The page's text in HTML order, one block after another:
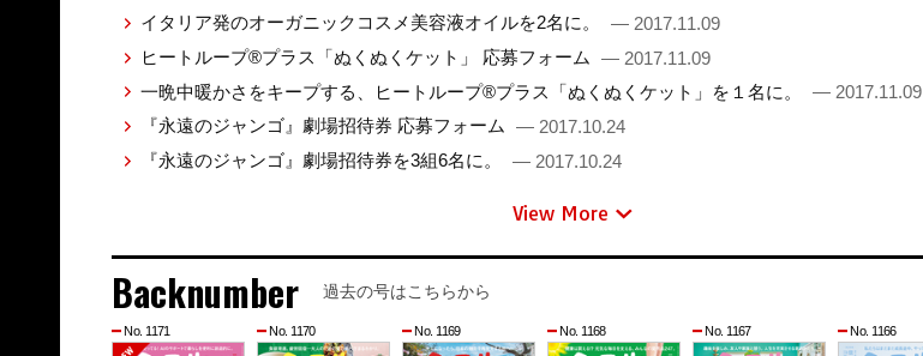
イタリア発のオーガニックコスメ美容液オイルを2名に。
— 2017.11.09
ヒートループ®プラス「ぬくぬくケット」 応募フォーム
— 2017.11.09
一晩中暖かさをキープする、ヒートループ®プラス「ぬくぬくケット」を１名に。
— 2017.11.09
『永遠のジャンゴ』劇場招待券 応募フォーム — 2017.10.24
『永遠のジャンゴ』劇場招待券を3組6名に。
— 2017.10.24
View More
Backnumber 過去の号はこちらから
No. 1171 No. 1170 No. 1169 No. 1168 No. 1167 No. 1166